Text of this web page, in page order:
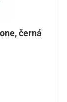
černá